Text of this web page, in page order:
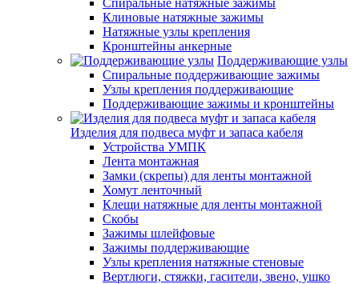
Спиральные натяжные зажимы
Клиновые натяжные зажимы
Натяжные узлы крепления
Кронштейны анкерные
Поддерживающие узлы
Спиральные поддерживающие зажимы
Узлы крепления поддерживающие
Поддерживающие зажимы и кронштейны
Изделия для подвеса муфт и запаса кабеля
Устройства УМПК
Лента монтажная
Замки (скрепы) для ленты монтажной
Хомут ленточный
Клещи натяжные для ленты монтажной
Скобы
Зажимы шлейфовые
Зажимы поддерживающие
Узлы крепления натяжные стеновые
Вертлюги, стяжки, гасители, звено, ушко